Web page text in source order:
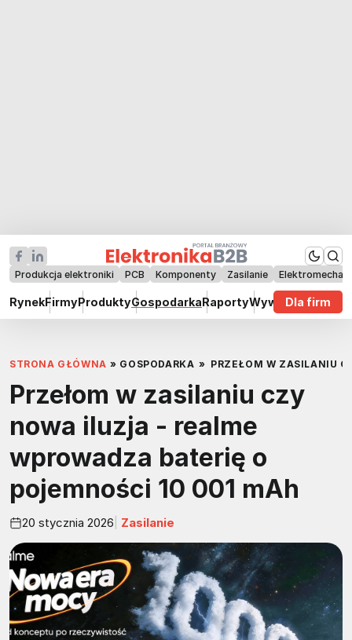
Produkcja elektroniki PCB Komponenty Zasilanie
RynekFirmyProduktyGospodarkaRaportyWywiadyDla firm
STRONA GŁÓWNA » GOSPODARKA » PRZEŁOM W ZASILANIU
Przełom w zasilaniu czy
nowa iluzja - realme
wprowadza baterię o
pojemności 10 001 mAh
20 stycznia 2026 Zasilanie